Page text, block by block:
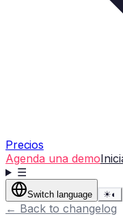
Precios
Agenda una demo
☰
Switch language ☀◐
← Back to changelog